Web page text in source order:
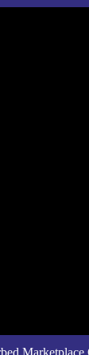
Marketplace